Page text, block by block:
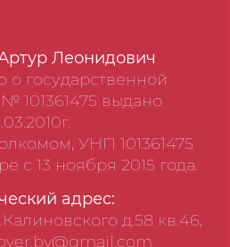
Леонидович
о государственной
101361475 выдано
УНП 101361475
с 13 ноября 2015 года.
адрес:
д.58 кв.46,